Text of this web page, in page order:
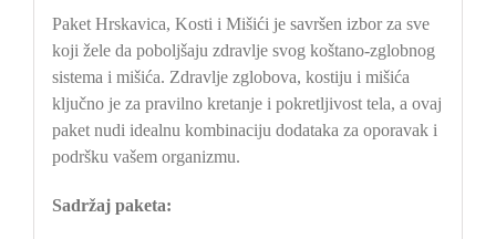
Paket Hrskavica, Kosti i Mišići je savršen izbor za sve
koji žele da poboljšaju zdravlje svog koštano-zglobnog
sistema i mišića. Zdravlje zglobova, kostiju i mišića
ključno je za pravilno kretanje i pokretljivost tela, a ovaj
paket nudi idealnu kombinaciju dodataka za oporavak i
podršku vašem organizmu.
Sadržaj paketa: